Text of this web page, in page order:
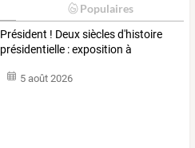
Populaires
Président ! Deux siècles d'histoire
présidentielle : exposition à
5 août 2026